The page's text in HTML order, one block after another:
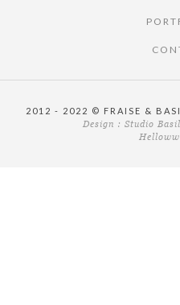
2012 - 2022 © FRAISE &
Design : Studio